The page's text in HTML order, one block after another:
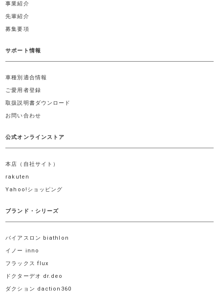
事業紹介
先輩紹介
募集要項
サポート情報
車種別適合情報
ご愛用者登録
取扱説明書ダウンロード
お問い合わせ
公式オンラインストア
本店（自社サイト）
rakuten
Yahoo!ショッピング
ブランド・シリーズ
バイアスロン biathlon
イノー inno
フラックス flux
ドクターデオ dr.deo
ダクション daction360